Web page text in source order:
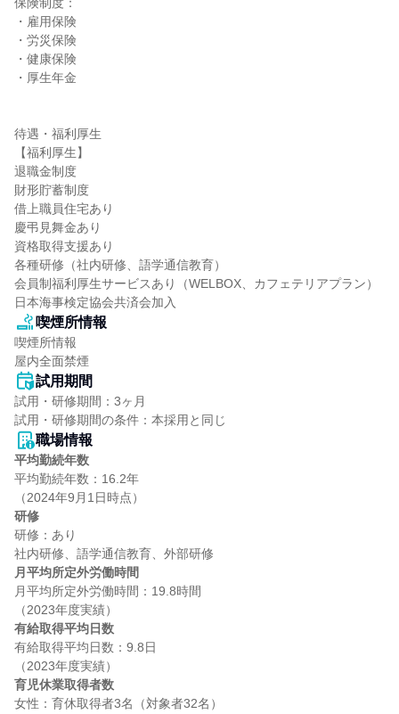
・雇用保険
・労災保険
・健康保険
・厚生年金
待遇・福利厚生
【福利厚生】
退職金制度
財形貯蓄制度
借上職員住宅あり
慶弔見舞金あり
資格取得支援あり
各種研修（社内研修、語学通信教育）
会員制福利厚生サービスあり（WELBOX、カフェテリアプラン）
日本海事検定協会共済会加入
喫煙所情報
喫煙所情報
屋内全面禁煙
試用期間
試用・研修期間：3ヶ月
職場情報
平均勤続年数
平均勤続年数：16.2年
研修
研修：あり
月平均所定外労働時間
月平均所定外労働時間：19.8時間
有給取得平均日数
有給取得平均日数：9.8日
育児休業取得者数
女性：育休取得者3名（対象者32名）